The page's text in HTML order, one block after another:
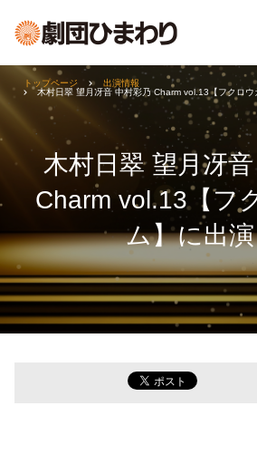
木村日翠 望月冴
Charm vol.13【フ
ム】に出
トップページ
出演情報
木村日翠 望月冴音 中村彩乃 Charm vol.13【フクロ